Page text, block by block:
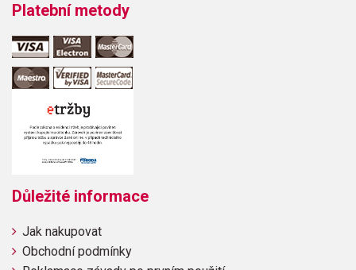
Obsahuje:
White Rose Of AthensBye Bye LoveBad Moon RisingOne
More NightRio GrandeBlowin' In The WindMr. Tambourine
ManWhere Have All The Flowers Gone?YellowImagineDoo
Wah Diddy DiddySeasons In The SunAny Dream Will DoCan
You Feel The Love TonightLet It Be
Platební metody
Důležité informace
Jak nakupovat
Obchodní podmínky